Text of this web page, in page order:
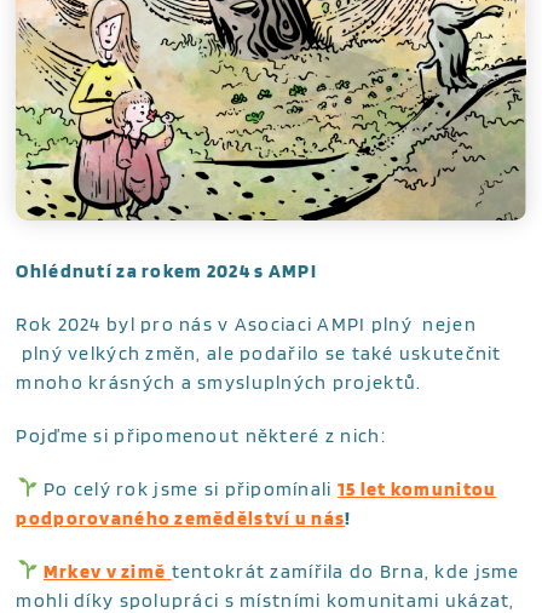
Ohlédnutí za rokem 2024 s AMPI
Rok 2024 byl pro nás v Asociaci AMPI plný nejen
plný velkých změn, ale podařilo se také uskutečnit
mnoho krásných a smysluplných projektů.
Pojďme si připomenout některé z nich:
Po celý rok jsme si připomínali 15 let komunitou
podporovaného zemědělství u nás!
Mrkev v zimě tentokrát zamířila do Brna, kde jsme
mohli díky spolupráci s místními komunitami ukázat,